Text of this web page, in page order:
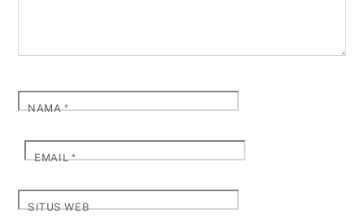
NAMA*
EMAIL*
SITUS WEB